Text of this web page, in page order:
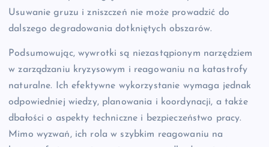
Usuwanie gruzu i zniszczeń nie może prowadzić do
dalszego degradowania dotkniętych obszarów.
Podsumowując, wywrotki są niezastąpionym narzędziem
w zarządzaniu kryzysowym i reagowaniu na katastrofy
naturalne. Ich efektywne wykorzystanie wymaga jednak
odpowiedniej wiedzy, planowania i koordynacji, a także
dbałości o aspekty techniczne i bezpieczeństwo pracy.
Mimo wyzwań, ich rola w szybkim reagowaniu na